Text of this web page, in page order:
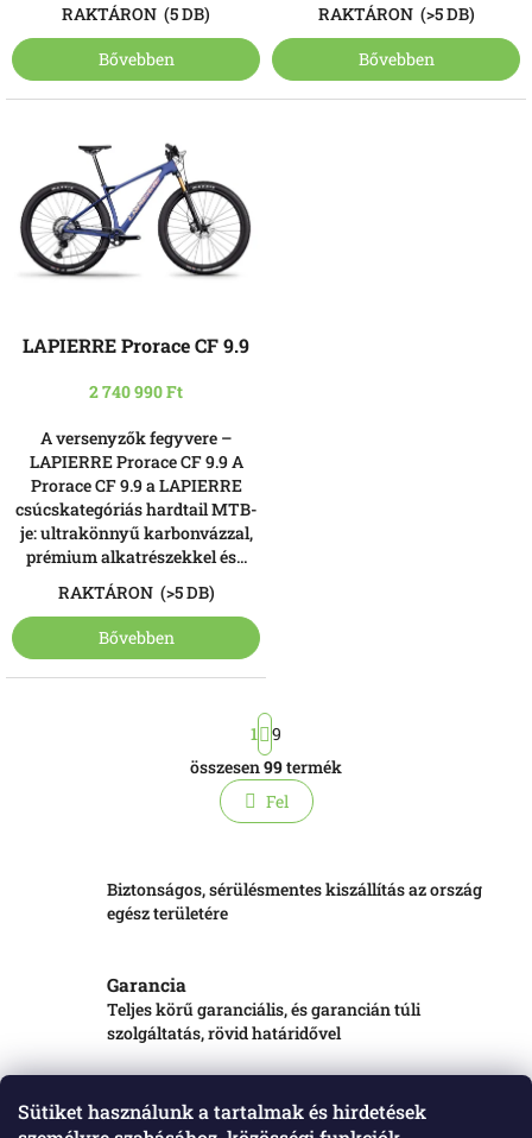
Sütiket használunk a tartalmak és hirdetések
RAKTÁRON (5 DB)
Bővebben
RAKTÁRON (>5 DB)
Bővebben
termék
értékelése
ből
4,0
csillag.
LAPIERRE Prorace CF 9.9
2 740 990 Ft
A versenyzők fegyvere –
LAPIERRE Prorace CF 9.9 A
Prorace CF 9.9 a LAPIERRE
csúcskategóriás hardtail MTB-
je: ultrakönnyű karbonvázzal,
prémium alkatrészekkel és...
RAKTÁRON (>5 DB)
Bővebben
L
i
s
i
í
t
á
s
l
L
a
p
o
z
á
1
9
összesen99termék
Fel
Biztonságos, sérülésmentes kiszállítás az ország
egész területére
Garancia
Teljes körű garanciális, és garancián túli
szolgáltatás, rövid határidővel
Írj nekünk
Minden kérdést megválaszolunk